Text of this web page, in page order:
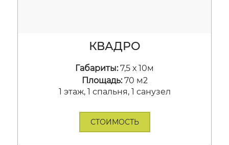
КВАДРО
Габариты:7,5 х 10м
Площадь:70 м2
1 этаж, 1 спальня, 1 санузел
СТОИМОСТЬ